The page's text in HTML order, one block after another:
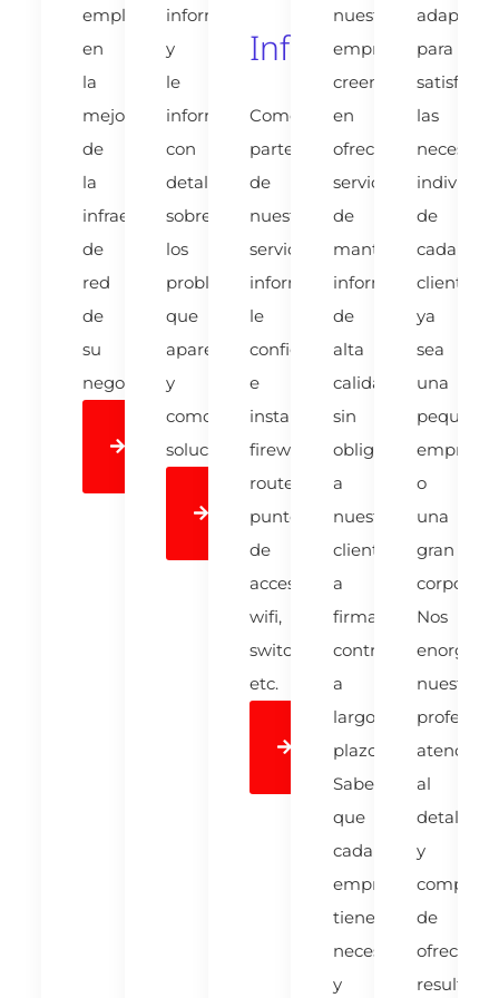
empleados
en
la
mejora
de
la
infraestructura
de
red
de
su
negocio.
Learn
More
informática
y
le
informamos
con
detalle
sobre
los
problemas
que
aparecen
y
como
solucionarlos.
Learn
More
Informática
Como
parte
de
nuestros
servicios
informáticos,
le
configuramos
e
instalamos
firewalls,
routers,
puntos
de
acceso
wifi,
switches,
etc.
Learn
More
nuestra
empresa,
creemos
en
ofrecer
servicios
de
mantenimiento
informático
de
alta
calidad
sin
obligar
a
nuestros
clientes
a
firmar
contratos
a
largo
plazo.
Sabemos
que
cada
empresa
tiene
necesidades
y
para
satisfacer
las
de
cada
cliente,
ya
sea
una
pequeña
empresa
o
una
gran
Nos
nuestra
atención
al
detalle
y
de
ofrecer